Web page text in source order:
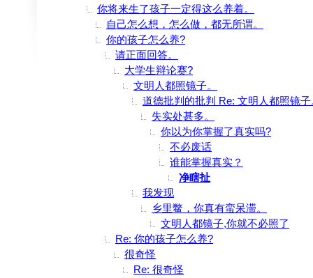
你将来生了孩子一定得这么养着。
自己怎么想，怎么做，都无所谓。
你的孩子怎么养?
请正面回答。
大学生辩论赛?
文明人都照镜子。
道德批判的批判 Re: 文明人都照镜子
失实处甚多。
你以为你掌握了真实吗?
不必废话
谁能掌握真实？
净瞎扯
我发现
乡里鳖，你真有蛮呆滞。
文明人都镜子,你就不必照了
Re: 你的孩子怎么养?
很奇怪
Re: 很奇怪